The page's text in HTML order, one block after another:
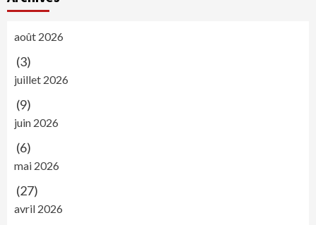
août 2026
(3)
juillet 2026
(9)
juin 2026
(6)
mai 2026
(27)
avril 2026